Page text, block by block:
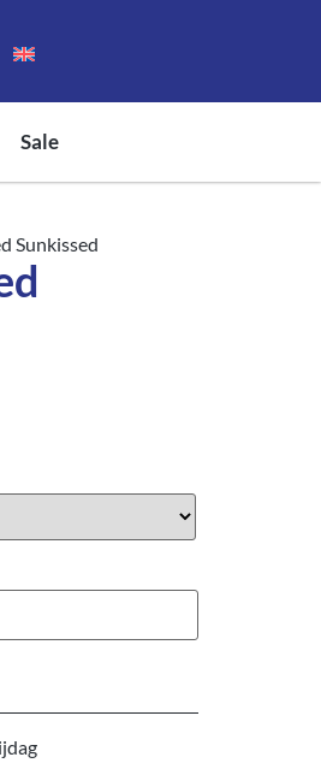
Sale
Sunkissed